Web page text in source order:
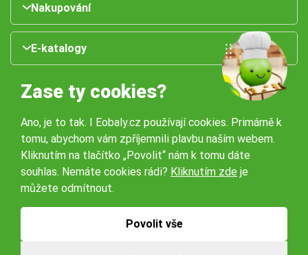
Nakupování
E-katalogy
Naše pobočky:
Obchodní podmínky
Zase ty cookies?
Ano, je to tak. I Eobaly.cz používají cookies. Primárně k
tomu, abychom vám zpříjemnili plavbu naším webem.
Kliknutím na tlačítko „Povolit“ nám k tomu dáte
souhlas. Nemáte cookies rádi? Kliknutím zde je
můžete odmítnout.
Povolit vše